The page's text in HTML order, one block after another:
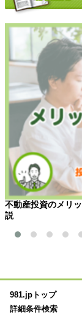
不動産投資のメリ
説
981.jpトップ
詳細条件検索